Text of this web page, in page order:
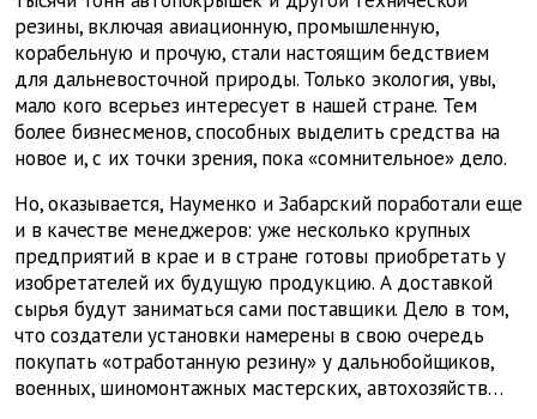
резины, включая авиационную, промышленную,
корабельную и прочую, стали настоящим бедствием
для дальневосточной природы. Только экология, увы,
мало кого всерьез интересует в нашей стране. Тем
более бизнесменов, способных выделить средства на
новое и, с их точки зрения, пока «сомнительное» дело.
Но, оказывается, Науменко и Забарский поработали еще
и в качестве менеджеров: уже несколько крупных
предприятий в крае и в стране готовы приобретать у
изобретателей их будущую продукцию. А доставкой
сырья будут заниматься сами поставщики. Дело в том,
что создатели установки намерены в свою очередь
покупать «отработанную резину» у дальнобойщиков,
военных, шиномонтажных мастерских, автохозяйств…